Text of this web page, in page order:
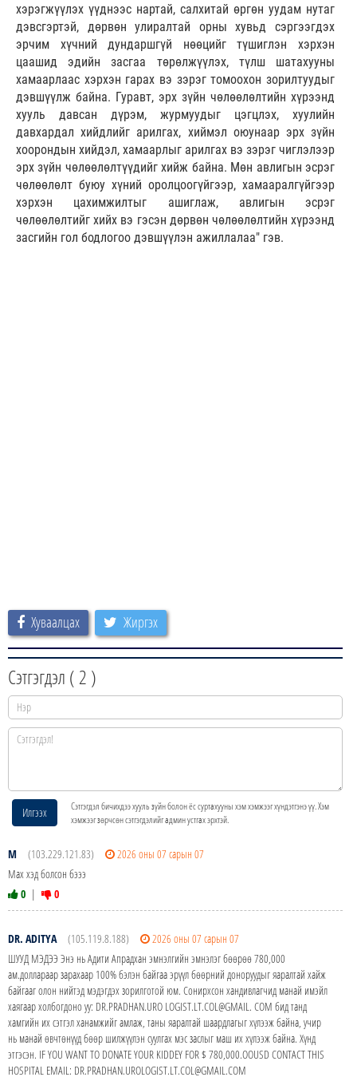
хэрэгжүүлэх үүднээс нартай, салхитай өргөн уудам нутаг
дэвсгэртэй, дөрвөн улиралтай орны хувьд сэргээгдэх
эрчим хүчний дундаршгүй нөөцийг түшиглэн хэрхэн
цаашид эдийн засгаа төрөлжүүлэх, түлш шатахууны
хамаарлаас хэрхэн гарах вэ зэрэг томоохон зорилтуудыг
дэвшүүлж байна. Гуравт, эрх зүйн чөлөөлөлтийн хүрээнд
хууль давсан дүрэм, журмуудыг цэгцлэх, хуулийн
давхардал хийдлийг арилгах, хиймэл оюунаар эрх зүйн
хоорондын хийдэл, хамаарлыг арилгах вэ зэрэг чиглэлээр
эрх зүйн чөлөөлөлтүүдийг хийж байна. Мөн авлигын эсрэг
чөлөөлөлт буюу хүний оролцоогүйгээр, хамааралгүйгээр
хэрхэн цахимжилтыг ашиглаж, авлигын эсрэг
чөлөөлөлтийг хийх вэ гэсэн дөрвөн чөлөөлөлтийн хүрээнд
засгийн гол бодлогоо дэвшүүлэн ажиллалаа" гэв.
Хуваалцах Жиргэх
Сэтгэгдэл (2 )
Илгээх
Сэтгэгдэл бичихдээ хууль зүйн болон ёс суртахууны хэм хэмжээг хүндэтгэнэ үү. Хэм
хэмжээг зөрчсөн сэтгэгдэлийг админ устгах эрхтэй.
М (103.229.121.83)
2026 оны 07 сарын 07
Мах хэд болсон бэээ
0 | 0
DR. ADITYA (105.119.8.188)
2026 оны 07 сарын 07
ШУУД МЭДЭЭ Энэ нь Адити Апрадхан эмнэлгийн эмнэлэг бөөрөө 780,000
ам.доллараар зарахаар 100% бэлэн байгаа эрүүл бөөрний доноруудыг яаралтай хайж
байгааг олон нийтэд мэдэгдэх зорилготой юм. Сонирхсон хандивлагчид манай имэйл
хаягаар холбогдоно уу: DR.PRADHAN.URO LOGIST.LT.COL@GMAIL. COM бид танд
хамгийн их сэтгэл ханамжийг амлаж, таны яаралтай шаардлагыг хүлээж байна, учир
нь манай өвчтөнүүд бөөр шилжүүлэн суулгах мэс заслыг маш их хүлээж байна. Хүнд
этгэсэн. IF YOU WANT TO DONATE YOUR KIDDEY FOR $ 780,000.OOUSD CONTACT THIS
HOSPITAL EMAIL: DR.PRADHAN.UROLOGIST.LT.COL@GMAIL.COM